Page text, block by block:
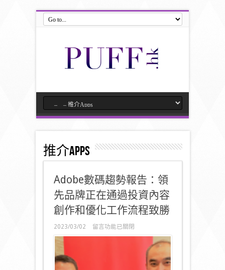
推介Apps
Adobe數碼趨勢報告：領
先品牌正在通過投資內容
創作和優化工作流程致勝
2023/03/02
在
〈Adobe
留言功能已關閉